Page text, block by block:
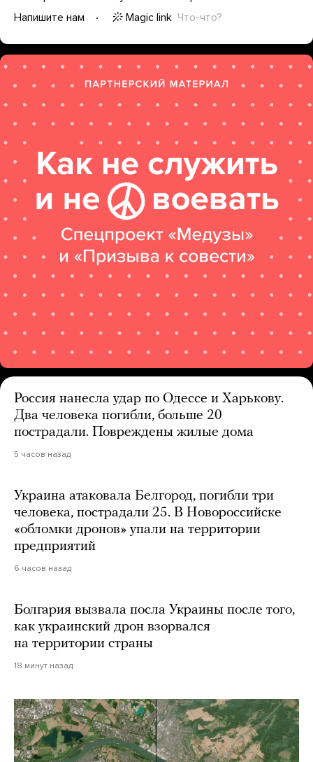
Напишите нам
Magic link Что-что?
Россия нанесла удар по Одессе и Харькову.
Два человека погибли, больше 20
пострадали. Повреждены жилые дома
5 часов назад
Украина атаковала Белгород, погибли три
человека, пострадали 25. В Новороссийске
«обломки дронов» упали на территории
предприятий
6 часов назад
Болгария вызвала посла Украины после того,
как украинский дрон взорвался
на территории страны
18 минут назад